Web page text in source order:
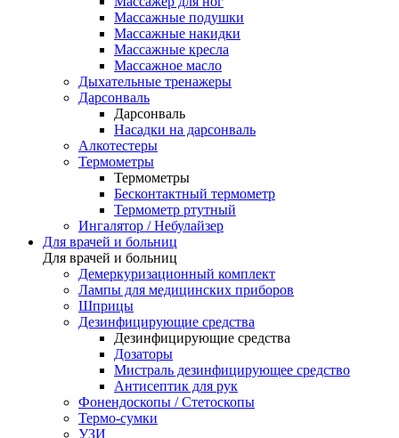
Массажные подушки
Массажные накидки
Массажные кресла
Массажное масло
Дыхательные тренажеры
Дарсонваль
Дарсонваль
Насадки на дарсонваль
Алкотестеры
Термометры
Термометры
Бесконтактный термометр
Термометр ртутный
Ингалятор / Небулайзер
Для врачей и больниц
Для врачей и больниц
Демеркуризационный комплект
Лампы для медицинских приборов
Шприцы
Дезинфицирующие средства
Дезинфицирующие средства
Дозаторы
Мистраль дезинфицирующее средство
Антисептик для рук
Фонендоскопы / Стетоскопы
Термо-сумки
УЗИ